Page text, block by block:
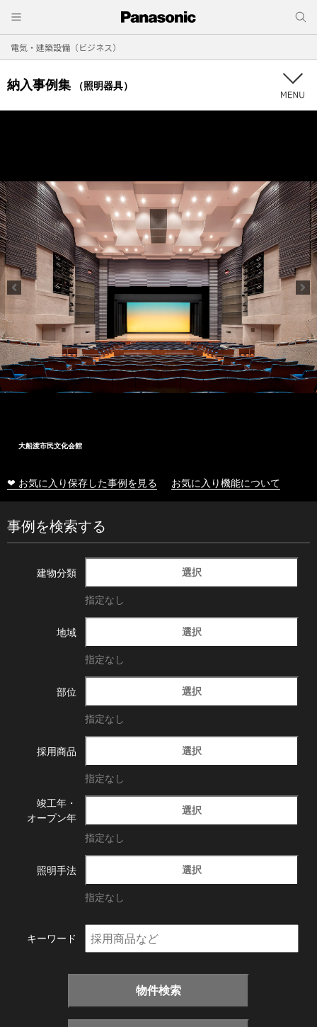
電気・建築設備（ビジネス）
納入事例集 （照明器具）
大船渡市民文化会館
❤ お気に入り保存した事例を見る お気に入り機能について
事例を検索する
建物分類 選択
指定なし
地域 選択
指定なし
部位 選択
指定なし
採用商品 選択
指定なし
竣工年・
オープン年
選択
指定なし
照明手法 選択
指定なし
キーワード
物件検索